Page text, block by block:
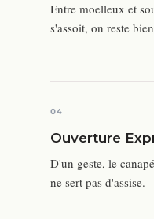
Entre moelleux et
s'assoit, on reste
04
Ouverture
D'un geste, le
ne sert pas d'assise.